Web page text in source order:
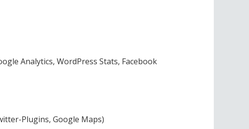
Analytics, WordPress Stats, Facebook
Plugins, Google Maps)